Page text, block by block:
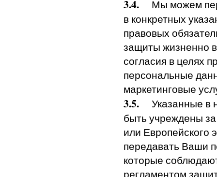
3.4.
Мы можем
в конкретных
правовых
защиты жизненно
согласия в целях
персональные
маркетинговые
3.5.
Указанные в
быть учреждены
или Европейского
передавать Ваши
которые
регламентом